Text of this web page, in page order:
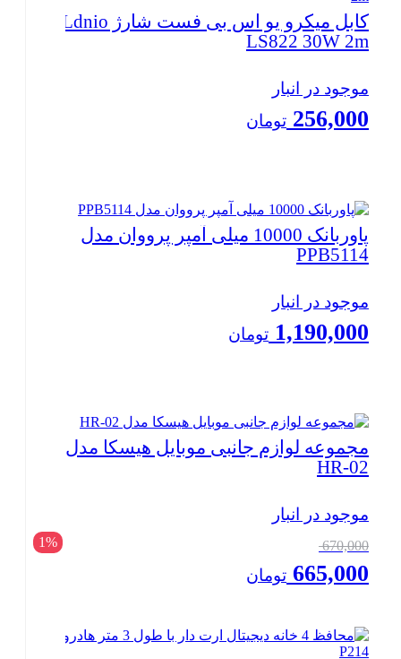
کابل میکرو یو اس بی فست شارژ Ldnio
LS822 30W 2m
موجود در انبار
256,000 تومان
بستن
پاوربانک 10000 میلی آمپر پرووان مدل
PPB5114
موجود در انبار
1,190,000 تومان
بستن
مجموعه لوازم جانبی موبایل هیسکا مدل
HR-02
موجود در انبار
1% 670,000
اصلی:
670,000 تومان
665,000 تومان
665,000 تومان.
بستن